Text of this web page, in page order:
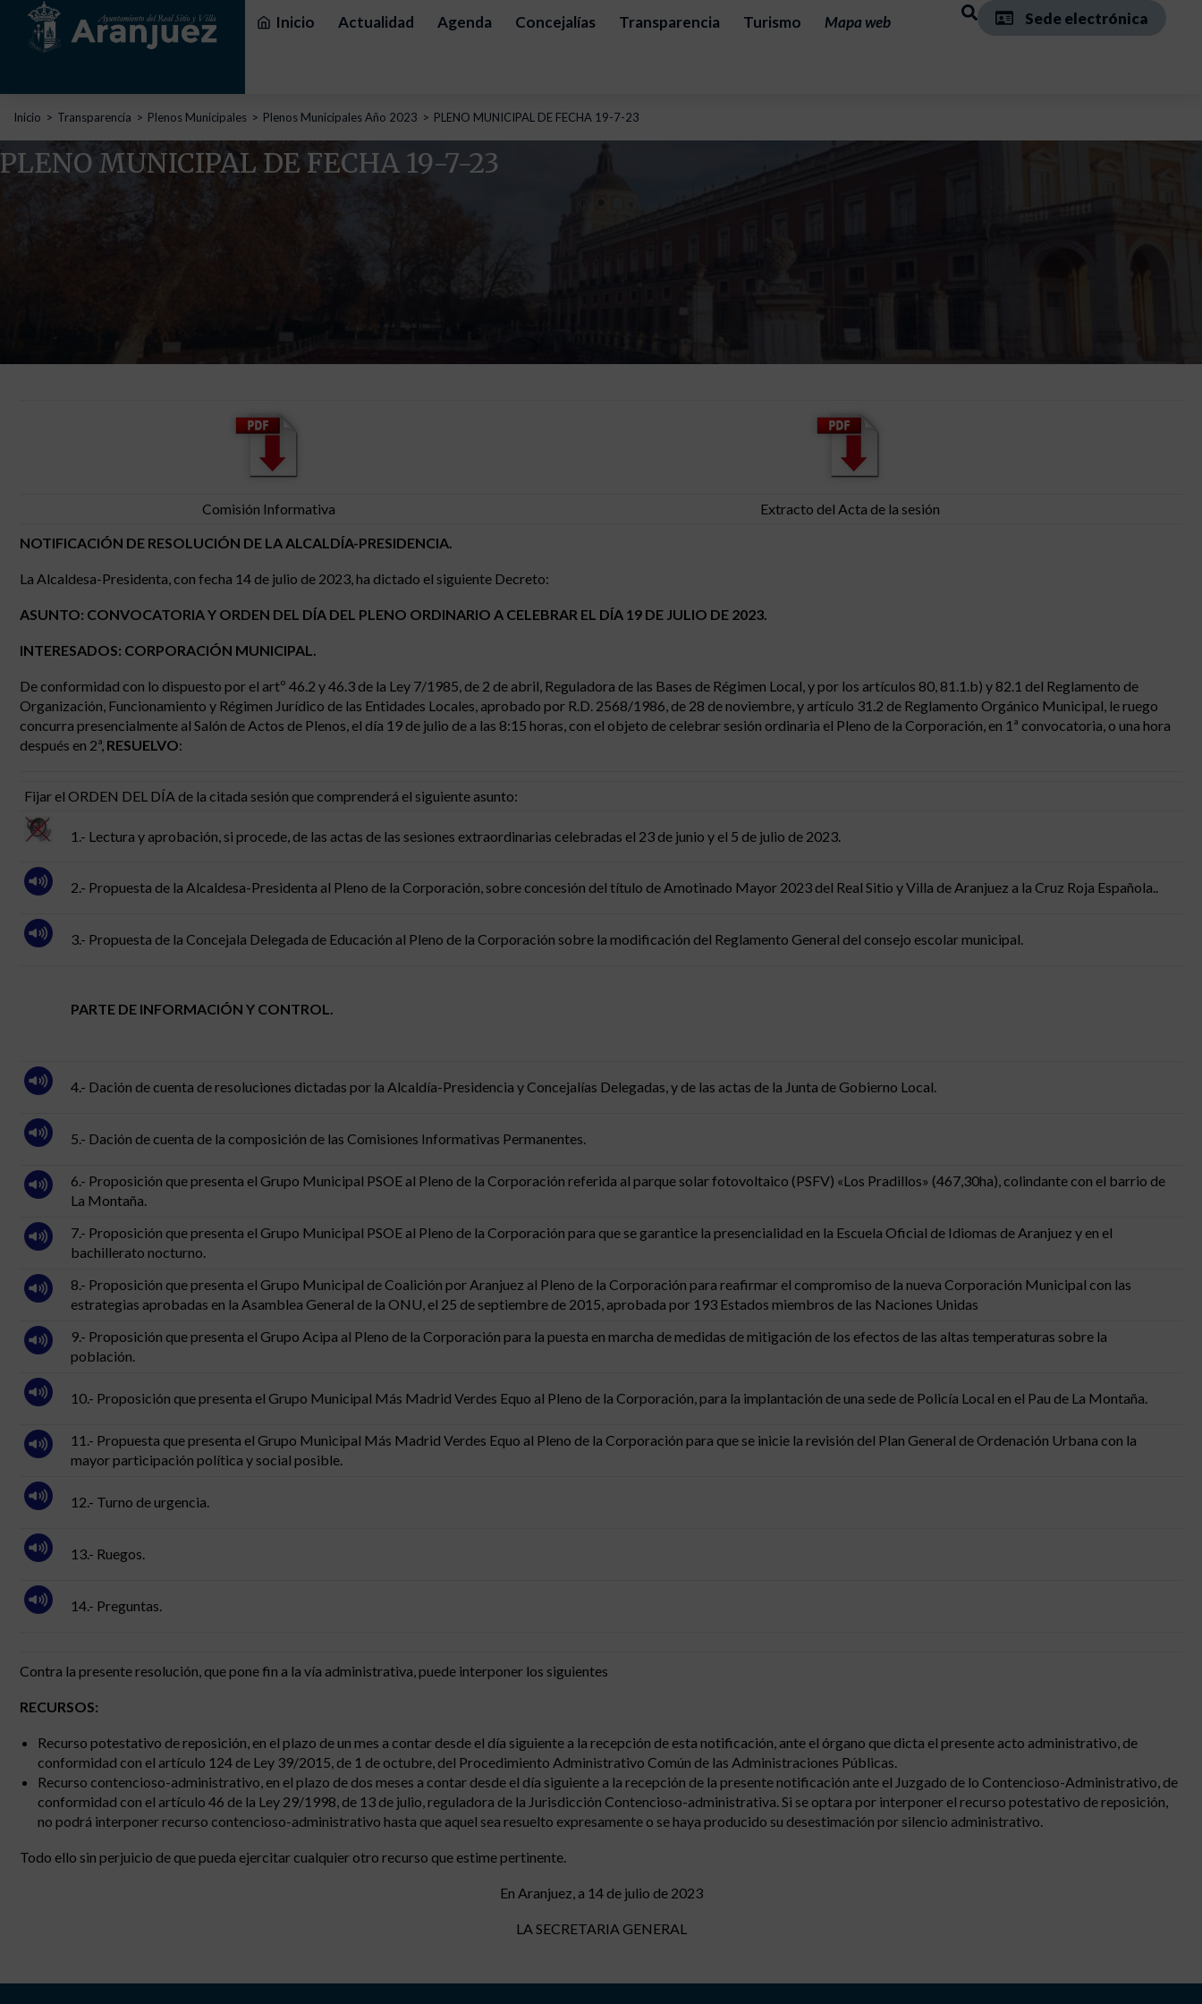
Inicio Actualidad Agenda Concejalías Transparencia Turismo Mapa web Sede electrónica
Estás aquí:
Inicio Transparencia Plenos Municipales Plenos Municipales Año 2023 PLENO MUNICIPAL DE FECHA 19-7-23
PLENO MUNICIPAL DE FECHA 19-7-23
Comisión Informativa
Extracto del Acta de la sesión
NOTIFICACIÓN DE RESOLUCIÓN DE LA ALCALDÍA-PRESIDENCIA.
La Alcaldesa-Presidenta, con fecha 14 de julio de 2023, ha dictado el siguiente Decreto:
ASUNTO: CONVOCATORIA Y ORDEN DEL DÍA DEL PLENO ORDINARIO A CELEBRAR EL DÍA 19 DE JULIO DE 2023.
INTERESADOS: CORPORACIÓN MUNICIPAL.
De conformidad con lo dispuesto por el artº 46.2 y 46.3 de la Ley 7/1985, de 2 de abril, Reguladora de las Bases de Régimen Local, y por los artículos 80, 81.1.b) y 82.1 del Reglamento de
Organización, Funcionamiento y Régimen Jurídico de las Entidades Locales, aprobado por R.D. 2568/1986, de 28 de noviembre, y artículo 31.2 de Reglamento Orgánico Municipal, le ruego
concurra presencialmente al Salón de Actos de Plenos, el día 19 de julio de a las 8:15 horas, con el objeto de celebrar sesión ordinaria el Pleno de la Corporación, en 1ª convocatoria, o una hora
después en 2ª, RESUELVO:
Fijar el ORDEN DEL DÍA de la citada sesión que comprenderá el siguiente asunto:
1.- Lectura y aprobación, si procede, de las actas de las sesiones extraordinarias celebradas el 23 de junio y el 5 de julio de 2023.
2.- Propuesta de la Alcaldesa-Presidenta al Pleno de la Corporación, sobre concesión del título de Amotinado Mayor 2023 del Real Sitio y Villa de Aranjuez a la Cruz Roja Española..
3.- Propuesta de la Concejala Delegada de Educación al Pleno de la Corporación sobre la modificación del Reglamento General del consejo escolar municipal.
PARTE DE INFORMACIÓN Y CONTROL.
4.- Dación de cuenta de resoluciones dictadas por la Alcaldía-Presidencia y Concejalías Delegadas, y de las actas de la Junta de Gobierno Local.
5.- Dación de cuenta de la composición de las Comisiones Informativas Permanentes.
6.- Proposición que presenta el Grupo Municipal PSOE al Pleno de la Corporación referida al parque solar fotovoltaico (PSFV) «Los Pradillos» (467,30ha), colindante con el barrio de
La Montaña.
7.- Proposición que presenta el Grupo Municipal PSOE al Pleno de la Corporación para que se garantice la presencialidad en la Escuela Oficial de Idiomas de Aranjuez y en el
bachillerato nocturno.
8.- Proposición que presenta el Grupo Municipal de Coalición por Aranjuez al Pleno de la Corporación para reafirmar el compromiso de la nueva Corporación Municipal con las
estrategias aprobadas en la Asamblea General de la ONU, el 25 de septiembre de 2015, aprobada por 193 Estados miembros de las Naciones Unidas
9.- Proposición que presenta el Grupo Acipa al Pleno de la Corporación para la puesta en marcha de medidas de mitigación de los efectos de las altas temperaturas sobre la
población.
10.- Proposición que presenta el Grupo Municipal Más Madrid Verdes Equo al Pleno de la Corporación, para la implantación de una sede de Policía Local en el Pau de La Montaña.
11.- Propuesta que presenta el Grupo Municipal Más Madrid Verdes Equo al Pleno de la Corporación para que se inicie la revisión del Plan General de Ordenación Urbana con la
mayor participación política y social posible.
12.- Turno de urgencia.
13.- Ruegos.
14.- Preguntas.
Contra la presente resolución, que pone fin a la vía administrativa, puede interponer los siguientes
RECURSOS:
Recurso potestativo de reposición, en el plazo de un mes a contar desde el día siguiente a la recepción de esta notificación, ante el órgano que dicta el presente acto administrativo, de
conformidad con el artículo 124 de Ley 39/2015, de 1 de octubre, del Procedimiento Administrativo Común de las Administraciones Públicas.
Recurso contencioso-administrativo, en el plazo de dos meses a contar desde el día siguiente a la recepción de la presente notificación ante el Juzgado de lo Contencioso-Administrativo, de
conformidad con el artículo 46 de la Ley 29/1998, de 13 de julio, reguladora de la Jurisdicción Contencioso-administrativa. Si se optara por interponer el recurso potestativo de reposición,
no podrá interponer recurso contencioso-administrativo hasta que aquel sea resuelto expresamente o se haya producido su desestimación por silencio administrativo.
Todo ello sin perjuicio de que pueda ejercitar cualquier otro recurso que estime pertinente.
En Aranjuez, a 14 de julio de 2023
LA SECRETARIA GENERAL